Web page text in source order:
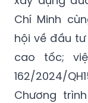
Chí Minh
hội về đầu
cao tốc;
162/2024/
Chương